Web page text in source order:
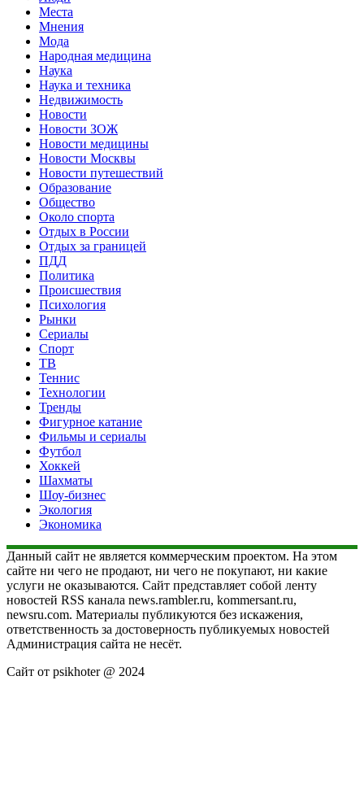
Места
Мнения
Мода
Народная медицина
Наука
Наука и техника
Недвижимость
Новости
Новости ЗОЖ
Новости медицины
Новости Москвы
Новости путешествий
Образование
Общество
Около спорта
Отдых в России
Отдых за границей
ПДД
Политика
Происшествия
Психология
Рынки
Сериалы
Спорт
ТВ
Теннис
Технологии
Тренды
Фигурное катание
Фильмы и сериалы
Футбол
Хоккей
Шахматы
Шоу-бизнес
Экология
Экономика
Данный сайт не является коммерческим проектом. На этом
сайте ни чего не продают, ни чего не покупают, ни какие
услуги не оказываются. Сайт представляет собой ленту
новостей RSS канала news.rambler.ru, kommersant.ru,
newsru.com. Материалы публикуются без искажения,
ответственность за достоверность публикуемых новостей
Администрация сайта не несёт.
Сайт от psikhoter @ 2024